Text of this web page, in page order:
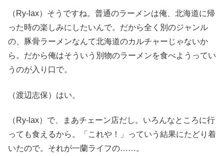
（Ry-lax）そうですね。普通のラーメンは俺、北海道に帰
った時の楽しみにしたいんで。だから全く別のジャンル
の、豚骨ラーメンなんて北海道のカルチャーじゃないか
ら。だから俺はそういう別物のラーメンを食べようってい
うのが入り口で。
（渡辺志保）はい。
（Ry-lax）で、まあチェーン店だし。いろんなところに行
っても食えるから。「これや！」っていう結果にたどり着
いたので。それが一蘭ライフの……。